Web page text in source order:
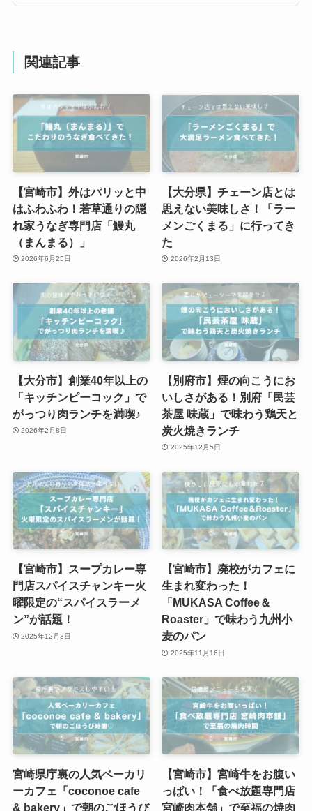
関連記事
【宮崎市】外はパリッと中
はふわふわ！若草通りの隠
れ家うなぎ専門店「鰻丸
（まんまる）」
2026年6月25日
【大分県】チェーン店とは
思えない美味しさ！「ラー
メンごくまる」に行ってき
た
2026年2月13日
【大分市】創業40年以上の
「キッチンピーコック」で
がっつり肉ランチを満喫♪
2026年2月8日
【別府市】煙の向こうにお
いしさがある！別府「民芸
茶屋 味蔵」で味わう鶏天と
炭火焼きランチ
2025年12月5日
【宮崎市】スープカレー専
門店スパイスチャンキー火
曜限定の“スパイスラーメ
ン”が話題！
2025年12月3日
【宮崎市】廃校がカフェに
生まれ変わった！
「MUKASA Coffee＆
Roaster」で味わう九州小
麦のパン
2025年11月16日
宮崎県庁裏の人気ベーカリ
ーカフェ「coconoe cafe
& bakery」で朝のごほうび
【宮崎市】宮崎牛をお腹い
っぱい！「食べ放題専門店
宮崎肉本舗」で至福の焼肉